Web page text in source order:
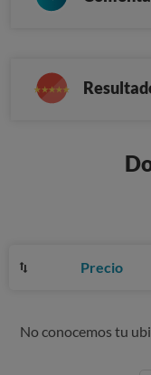
Precio
No conocemos tu